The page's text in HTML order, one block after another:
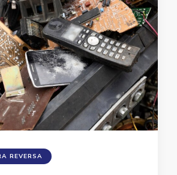
REVERSA